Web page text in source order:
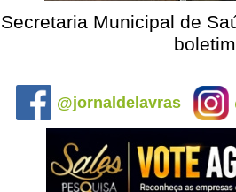
Secretaria Municipal de
@jornaldelavras